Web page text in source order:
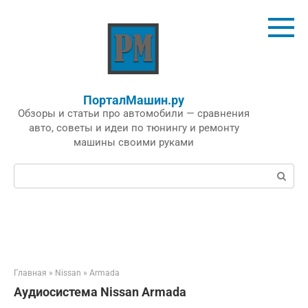
ПорталМашин.ру
Обзоры и статьи про автомобили — сравнения
авто, советы и идеи по тюнингу и ремонту
машины своими руками
Поиск:
Главная » Nissan » Armada
Аудиосистема Nissan Armada